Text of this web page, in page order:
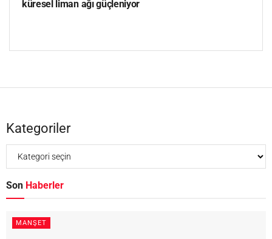
küresel liman ağı güçleniyor
Kategoriler
Son Haberler
MANŞET